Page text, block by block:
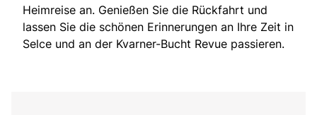
Heimreise an. Genießen Sie die Rückfahrt und
lassen Sie die schönen Erinnerungen an Ihre Zeit in
Selce und an der Kvarner-Bucht Revue passieren.